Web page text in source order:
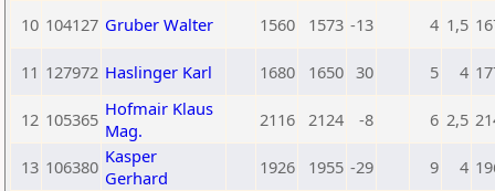
10 104127 Gruber Walter 1560 1573 -13 4 1,5
11 127972 Haslinger Karl 1680 1650 30 5 4
12 105365 Hofmair Klaus
Mag.
2116 2124 -8 6 2,5
13 106380 Kasper
Gerhard
1926 1955 -29 9 4